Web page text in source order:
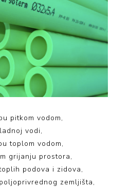
pitkom vodom,
vodi,
toplom vodom,
grijanju prostora,
podova i zidova,
zemljišta,